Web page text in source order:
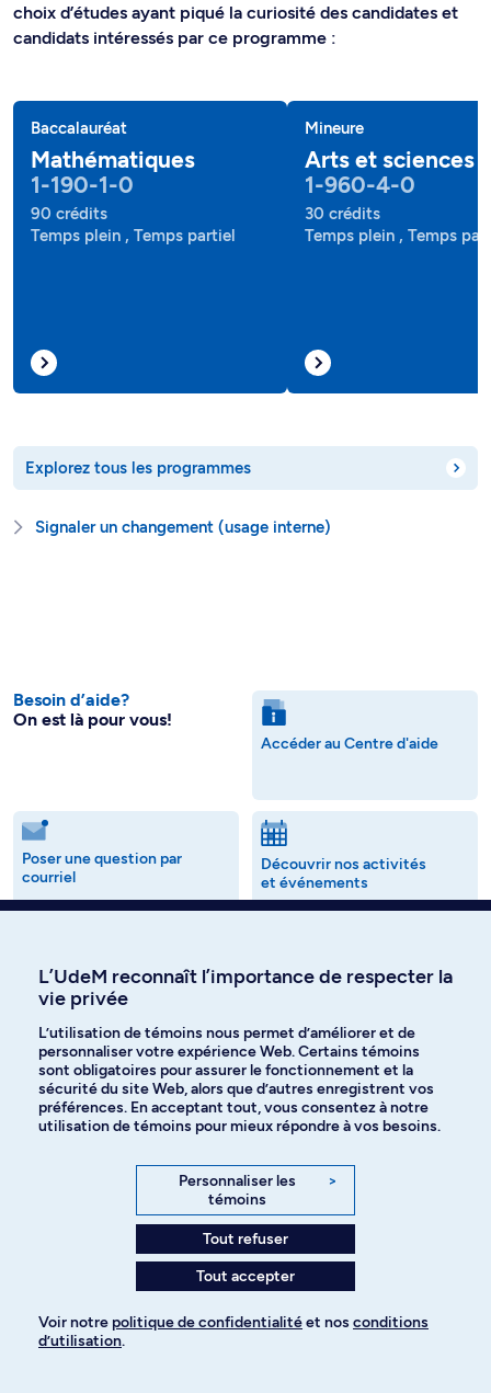
choix d’études ayant piqué la curiosité des candidates et
candidats intéressés par ce programme :
Baccalauréat
Mathématiques
1-190-1-0
90 crédits
Temps plein , Temps partiel
Mineure
Arts et sciences
1-960-4-0
30 crédits
Temps plein , Temps
Explorez tous les programmes
Signaler un changement (usage interne)
Besoin d’aide?
On est là pour vous!
Accéder au Centre d'aide
Poser une question par
courriel
Découvrir nos activités
et événements
Communiquer avec nous
par téléphone
Recevez nos trucs et conseils sur
l’admission et les études à l’UdeM
Je veux m'abonner
L’UdeM reconnaît l’importance de respecter la
vie privée
L’utilisation de témoins nous permet d’améliorer et de
personnaliser votre expérience Web. Certains témoins
sont obligatoires pour assurer le fonctionnement et la
sécurité du site Web, alors que d’autres enregistrent vos
préférences. En acceptant tout, vous consentez à notre
utilisation de témoins pour mieux répondre à vos besoins.
Personnaliser les
témoins
>
Tout refuser
Tout accepter
Voir notre politique de confidentialitéet nos conditions
d’utilisation.